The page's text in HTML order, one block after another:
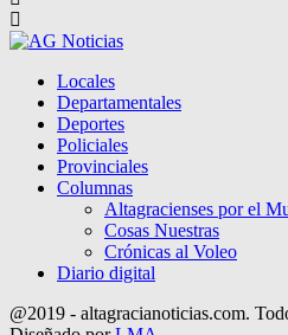
Locales
Departamentales
Deportes
Policiales
Provinciales
Columnas
Altagracienses por el
Cosas Nuestras
Crónicas al Voleo
Diario digital
@2019 - altagracianoticias.com.